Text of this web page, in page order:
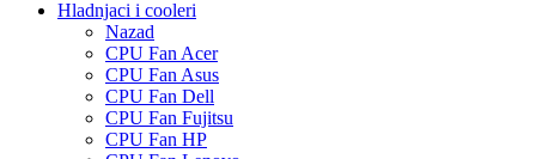
Hladnjaci i cooleri
Nazad
CPU Fan Acer
CPU Fan Asus
CPU Fan Dell
CPU Fan Fujitsu
CPU Fan HP